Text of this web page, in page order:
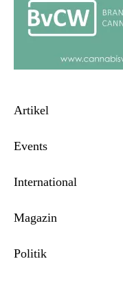
Artikel
Events
International
Magazin
Politik